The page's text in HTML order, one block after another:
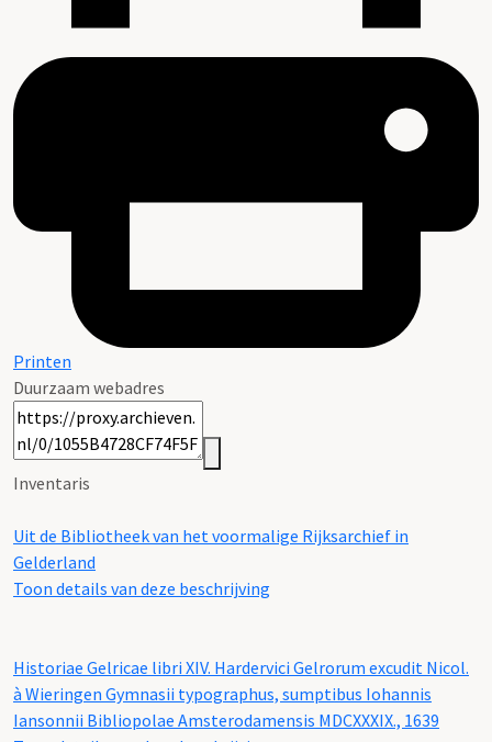
Printen
Duurzaam webadres
Inventaris
Uit de Bibliotheek van het voormalige Rijksarchief in
Gelderland
Toon details van deze beschrijving
Historiae Gelricae libri XIV. Hardervici Gelrorum excudit Nicol.
à Wieringen Gymnasii typographus, sumptibus Iohannis
Iansonnii Bibliopolae Amsterodamensis MDCXXXIX., 1639